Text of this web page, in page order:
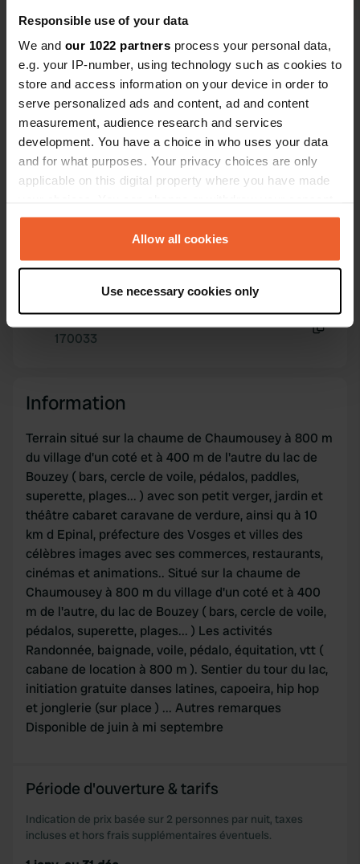
Responsible use of your data
We and our 1022 partners process your personal data,
e.g. your IP-number, using technology such as cookies to
store and access information on your device in order to
serve personalized ads and content, ad and content
measurement, audience research and services
development. You have a choice in who uses your data
and for what purposes. Your privacy choices are only
applicable on this digital property where you have made
any time from the Cookie Declaration or by clicking on
the Privacy trigger icon.
Collect information about your geographical location
which can be accurate to within several meters
Identify your device by actively scanning it for
and set your preferences in the
We use cookies to personalise content and ads, to
provide social media features and to analyse our traffic.
We also share information about your use of our site with
our social media, advertising and analytics partners who
may combine it with other information that you’ve
provided to them or that they’ve collected from your use
of their services.
Allow all cookies
Use necessary cookies only
tijd niet veel liefde meer in het project
wordt gestoken. Contact: Uitstekend!
Voir tous les 6 avis
Es-tu déjà venu ici ?
Contact
L'adresse sera partagée après la réservation
Emplacement
Chaumousey, France
Code du site
170033
Information
Terrain situé sur la chaume de Chaumousey à 800 m
du village d'un coté et à 400 m de l'autre du lac de
Bouzey ( bars, cercle de voile, pédalos, paddles,
superette, plages... ) avec son petit verger, jardin et
théâtre cabaret caravane de verdure, ainsi qu à 10
km d Epinal, préfecture des Vosges et villes des
célèbres images avec ses commerces, restaurants,
cinémas et animations.. Situé sur la chaume de
Chaumousey à 800 m du village d'un coté et à 400
m de l'autre, du lac de Bouzey ( bars, cercle de voile,
pédalos, superette, plages... ) Les activités
Randonnée, baignade, voile, pédalo, équitation, vtt (
cabane de location à 800 m ). Sentier du tour du lac,
initiation gratuite danses latines, capoeira, hip hop
et jonglerie (sur place ) ... Autres remarques
Disponible de juin à mi septembre
Période d'ouverture & tarifs
Indication de prix basée sur 2 personnes par nuit, taxes
incluses et hors frais supplémentaires éventuels.